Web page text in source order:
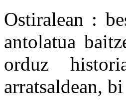
Ostiralean :
antolatua
orduz
arratsaldean,